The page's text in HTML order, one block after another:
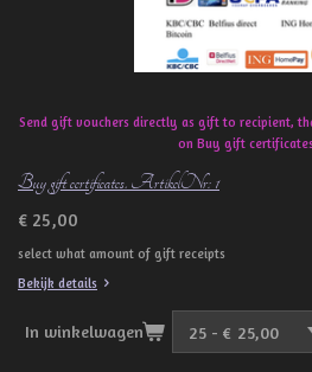
Send gift vouchers directly as gift to recipient,
on Buy gift
Buy gift certificates. ArtikelNr: 1
€ 25,00
select what amount of gift receipts
Bekijk details
In winkelwagen